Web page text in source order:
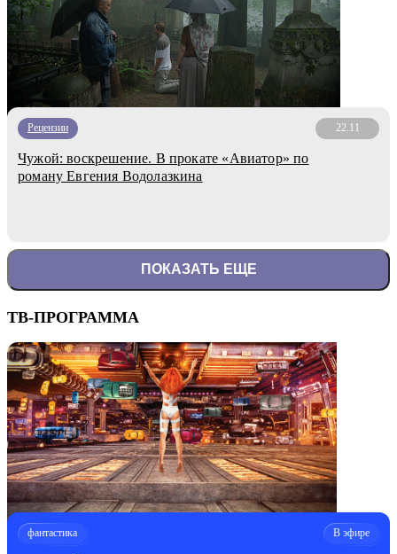
Рецензии 22.11
Чужой: воскрешение. В прокате «Авиатор» по
роману Евгения Водолазкина
ПОКАЗАТЬ ЕЩЕ
ТВ-ПРОГРАММА
фантастика В эфире